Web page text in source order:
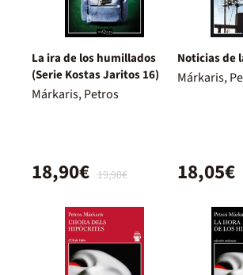
La ira de los humillados
(Serie Kostas Jaritos 16)
Márkaris, Petros
19,90€
18,90€
Noticias de
Márkaris,
18,05€